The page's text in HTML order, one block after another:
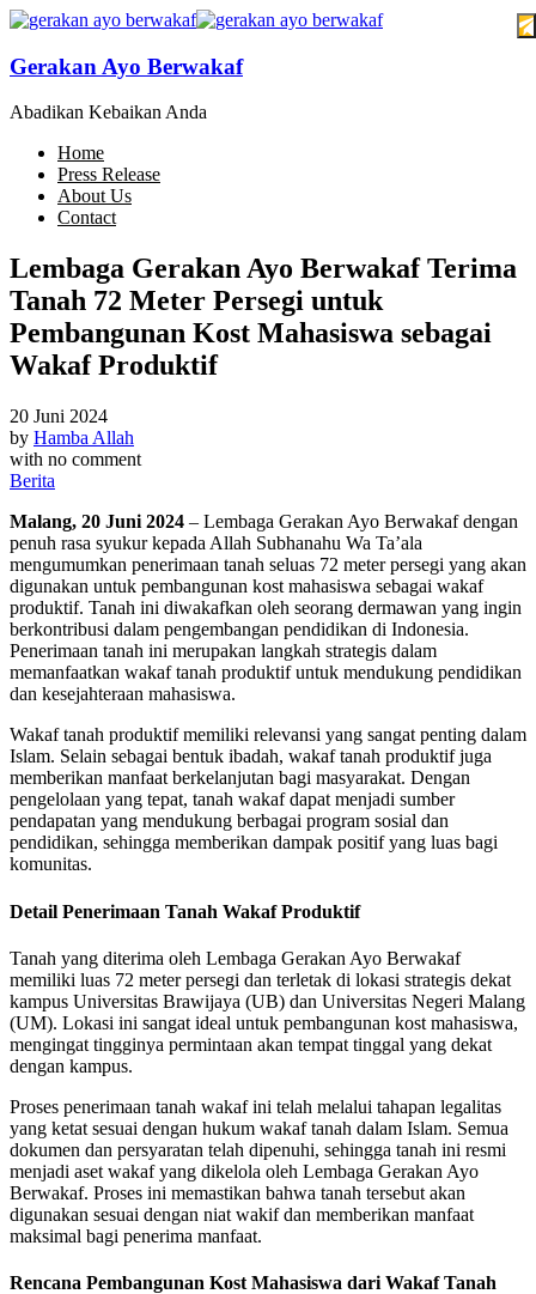
Gerakan Ayo Berwakaf
Abadikan Kebaikan Anda
Home
Press Release
About Us
Contact
Lembaga Gerakan Ayo Berwakaf Terima
Tanah 72 Meter Persegi untuk
Pembangunan Kost Mahasiswa sebagai
Wakaf Produktif
20 Juni 2024
by Hamba Allah
with no comment
Berita
Malang, 20 Juni 2024 – Lembaga Gerakan Ayo Berwakaf dengan
penuh rasa syukur kepada Allah Subhanahu Wa Ta’ala
mengumumkan penerimaan tanah seluas 72 meter persegi yang akan
digunakan untuk pembangunan kost mahasiswa sebagai wakaf
produktif. Tanah ini diwakafkan oleh seorang dermawan yang ingin
berkontribusi dalam pengembangan pendidikan di Indonesia.
Penerimaan tanah ini merupakan langkah strategis dalam
memanfaatkan wakaf tanah produktif untuk mendukung pendidikan
dan kesejahteraan mahasiswa.
Wakaf tanah produktif memiliki relevansi yang sangat penting dalam
Islam. Selain sebagai bentuk ibadah, wakaf tanah produktif juga
memberikan manfaat berkelanjutan bagi masyarakat. Dengan
pengelolaan yang tepat, tanah wakaf dapat menjadi sumber
pendapatan yang mendukung berbagai program sosial dan
pendidikan, sehingga memberikan dampak positif yang luas bagi
komunitas.
Detail Penerimaan Tanah Wakaf Produktif
Tanah yang diterima oleh Lembaga Gerakan Ayo Berwakaf
memiliki luas 72 meter persegi dan terletak di lokasi strategis dekat
kampus Universitas Brawijaya (UB) dan Universitas Negeri Malang
(UM). Lokasi ini sangat ideal untuk pembangunan kost mahasiswa,
mengingat tingginya permintaan akan tempat tinggal yang dekat
dengan kampus.
Proses penerimaan tanah wakaf ini telah melalui tahapan legalitas
yang ketat sesuai dengan hukum wakaf tanah dalam Islam. Semua
dokumen dan persyaratan telah dipenuhi, sehingga tanah ini resmi
menjadi aset wakaf yang dikelola oleh Lembaga Gerakan Ayo
Berwakaf. Proses ini memastikan bahwa tanah tersebut akan
digunakan sesuai dengan niat wakif dan memberikan manfaat
maksimal bagi penerima manfaat.
Rencana Pembangunan Kost Mahasiswa dari Wakaf Tanah